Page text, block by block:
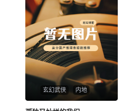
玄幻武侠 内地